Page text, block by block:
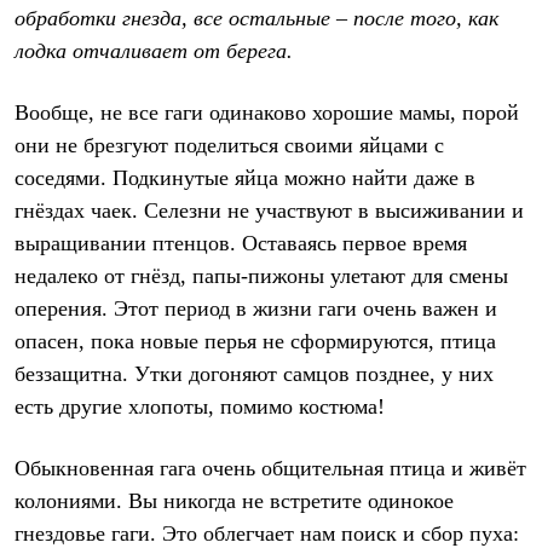
обработки гнезда, все остальные – после того, как
лодка отчаливает от берега.
Вообще, не все гаги одинаково хорошие мамы, порой
они не брезгуют поделиться своими яйцами с
соседями. Подкинутые яйца можно найти даже в
гнёздах чаек. Селезни не участвуют в высиживании и
выращивании птенцов. Оставаясь первое время
недалеко от гнёзд, папы-пижоны улетают для смены
оперения. Этот период в жизни гаги очень важен и
опасен, пока новые перья не сформируются, птица
беззащитна. Утки догоняют самцов позднее, у них
есть другие хлопоты, помимо костюма!
Обыкновенная гага очень общительная птица и живёт
колониями. Вы никогда не встретите одинокое
гнездовье гаги. Это облегчает нам поиск и сбор пуха: